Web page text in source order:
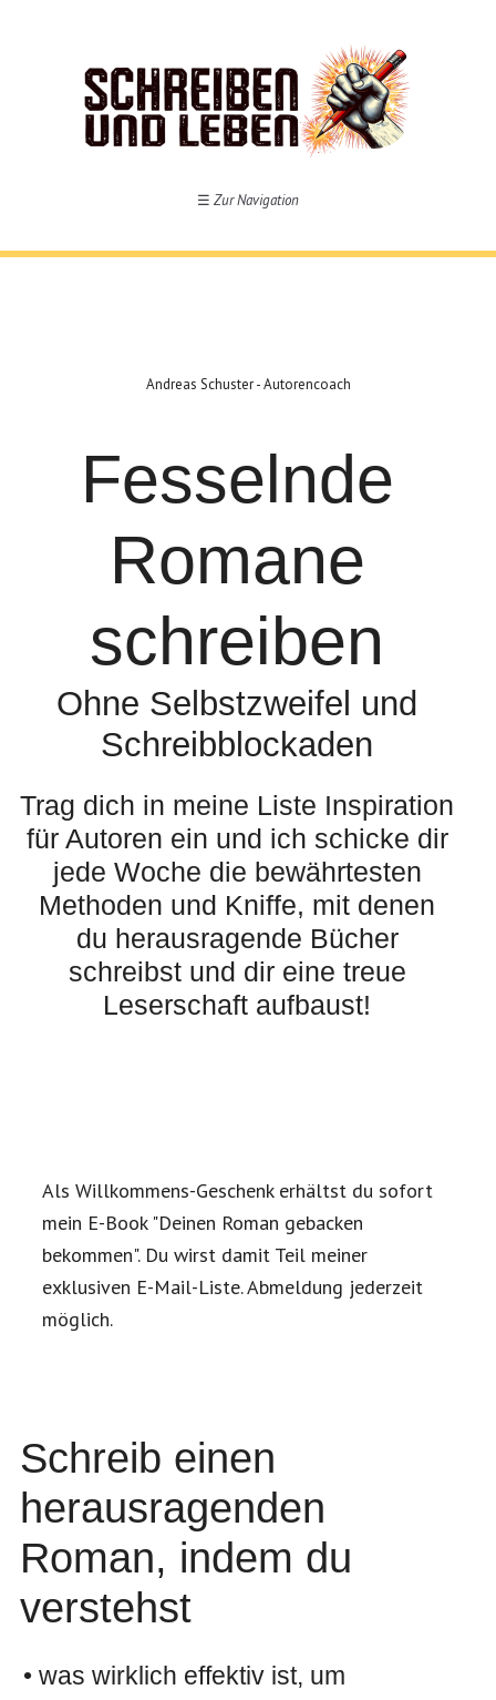
☰ Zur Navigation
Andreas Schuster - Autorencoach
Fesselnde
Romane
schreiben
Ohne Selbstzweifel und
Schreibblockaden
Trag dich in meine Liste Inspiration
für Autoren ein und ich schicke dir
jede Woche die bewährtesten
Methoden und Kniffe, mit denen
du herausragende Bücher
schreibst und dir eine treue
Leserschaft aufbaust!
Als Willkommens-Geschenk erhältst du sofort
mein E-Book "Deinen Roman gebacken
bekommen". Du wirst damit Teil meiner
exklusiven E-Mail-Liste. Abmeldung jederzeit
möglich.
Schreib einen
herausragenden
Roman, indem du
verstehst
• was wirklich effektiv ist, um